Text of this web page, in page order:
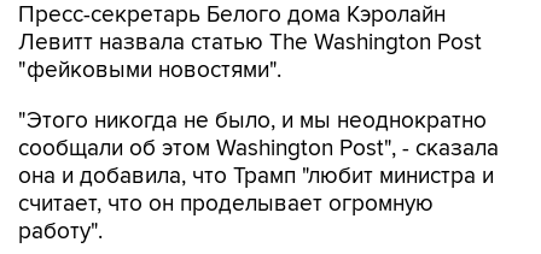
Пресс-секретарь Белого дома Кэролайн
Левитт назвала статью The Washington Post
"фейковыми новостями".
"Этого никогда не было, и мы неоднократно
сообщали об этом Washington Post", - сказала
она и добавила, что Трамп "любит министра и
считает, что он проделывает огромную
работу".